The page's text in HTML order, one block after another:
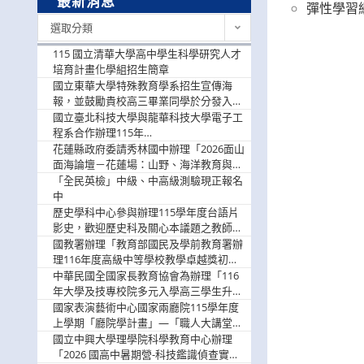
彈性學習
選取分類
115 國立清華大學高中學生科學研究人才
培育計畫化學組招生簡章
國立東華大學特殊教育學系招生宣傳海
報，並鼓勵貴校高三畢業同學於分發入學
階段踴躍選填。
國立臺北科技大學與龍華科技大學電子工
程系合作辦理115年
「115.08.10~08.12「AI賦能應用於智慧半
導體研習營」，歡迎學生踴躍報名參加
花蓮縣政府委請秀林國中辦理「2026面山
面海論壇－花蓮場：山野、海洋教育與戶
外安全實務課程」，歡迎踴躍報名參加
「全民英檢」中級、中高級測驗現正報名
中
歷史學科中心參與辦理115學年度台語片
影史，歡迎歷史科及關心本議題之教師踴
躍報名參加
國教署辦理「教育部國民及學前教育署辦
理116年度高級中等學校教學卓越獎初選
實施計畫」，鼓勵教師踴躍報名
中華民國全國家長教育協會為辦理「116
年大學及技專校院多元入學高三學生升學
輔導家長說明會」
國家表演藝術中心國家兩廳院115學年度
上學期「廳院學計畫」—「職人大講堂」
及「一日體驗課程」，鼓勵踴躍報名參
與。
國立中興大學理學院科學教育中心辦理
「2026 國高中暑期營-科技鑑識偵查實戰